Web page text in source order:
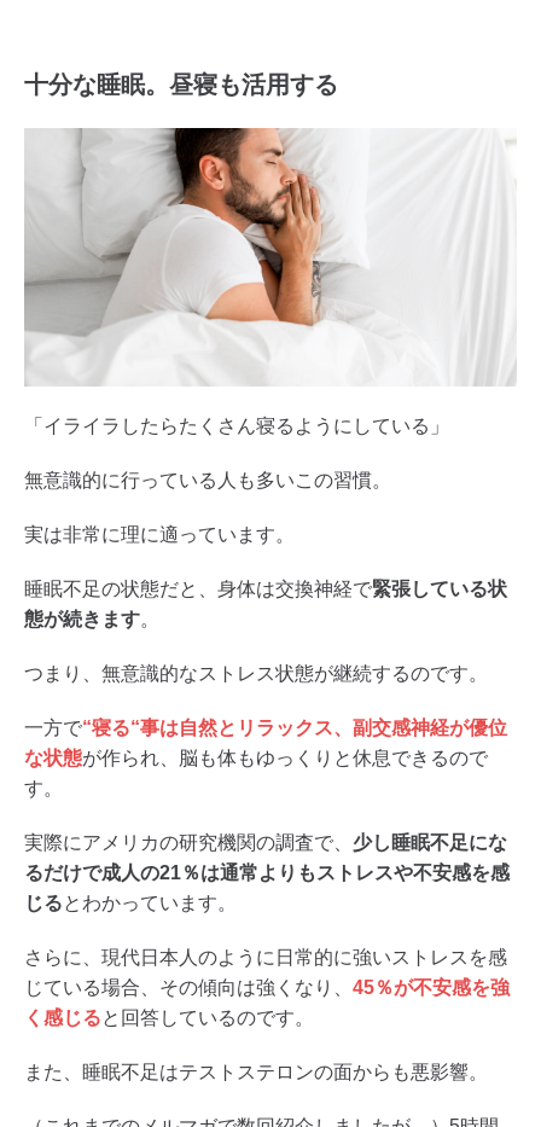
十分な睡眠。昼寝も活用する
「イライラしたらたくさん寝るようにしている」
無意識的に行っている人も多いこの習慣。
実は非常に理に適っています。
睡眠不足の状態だと、身体は交換神経で緊張している状
態が続きます。
つまり、無意識的なストレス状態が継続するのです。
一方で“寝る“事は自然とリラックス、副交感神経が優位
な状態が作られ、脳も体もゆっくりと休息できるので
す。
実際にアメリカの研究機関の調査で、 少し睡眠不足にな
るだけで成人の21％は通常よりもストレスや不安感を感
じるとわかっています。
さらに、現代日本人のように日常的に強いストレスを感
じている場合、その傾向は強くなり、 45％が不安感を強
く感じると回答しているのです。
また、睡眠不足はテストステロンの面からも悪影響。